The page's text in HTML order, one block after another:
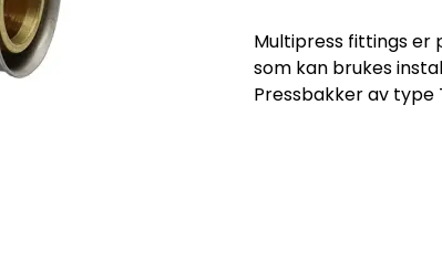
Multipress fittings er
som kan brukes
Pressbakker av type